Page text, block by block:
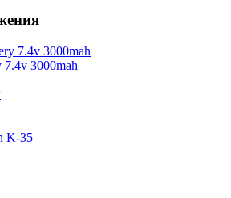
3000mah